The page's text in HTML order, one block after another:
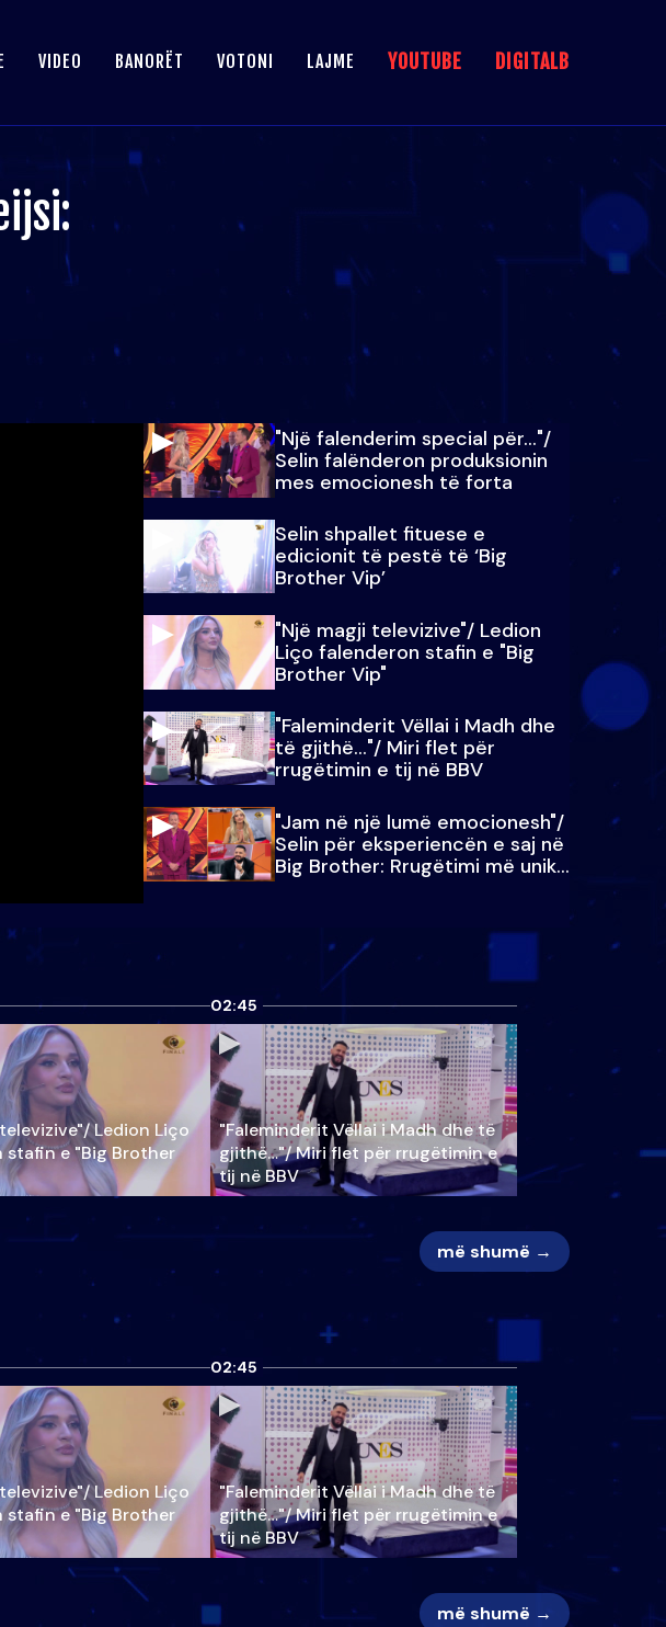
VIDEO BANORËT VOTONI LAJME YOUTUBE DIGITALB
"Një falenderim special për…"/
Selin falënderon produksionin
mes emocionesh të forta
Selin shpallet fituese e
edicionit të pestë të ‘Big
Brother Vip’
"Një magji televizive"/ Ledion
Liço falenderon stafin e "Big
Brother Vip"
"Faleminderit Vëllai i Madh dhe
të gjithë…"/ Miri flet për
rrugëtimin e tij në BBV
"Jam në një lumë emocionesh"/
Selin për eksperiencën e saj në
Big Brother: Rrugëtimi më unik…
Ledion Liço
stafin e "Big Brother
02:45
"Faleminderit Vëllai i Madh dhe të
gjithë…"/ Miri flet për rrugëtimin e
tij në BBV
më shumë →
Ledion Liço
stafin e "Big Brother
02:45
"Faleminderit Vëllai i Madh dhe të
gjithë…"/ Miri flet për rrugëtimin e
tij në BBV
më shumë →